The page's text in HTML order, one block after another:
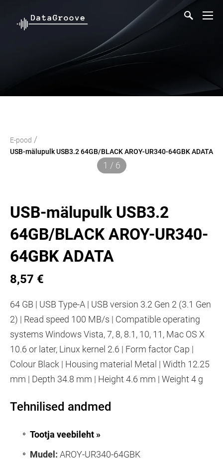
E-pood /
USB-mälupulk USB3.2 64GB/BLACK AROY-UR340-64GBK ADATA
1 / 6
USB-mälupulk USB3.2
64GB/BLACK AROY-UR340-
64GBK ADATA
8,57 €
64 GB | USB Type-A | USB version 3.2 Gen 2 (3.1 Gen
2) | Read speed 100 MB/s | Compatible operating
systems Windows Vista, 7, 8, 8.1, 10, 11, Mac OS X
10.6 or later, Linux kernel 2.6 | Form factor Cap |
Colour Black | Housing material Metal | Width 12.25
mm | Depth 34.8 mm | Height 4.6 mm | Weight 4 g
Tehnilised andmed
Tootja veebileht »
Mudel: AROY-UR340-64GBK